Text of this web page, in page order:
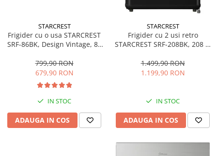
STARCREST
Frigider cu o usa STARCREST
SRF-86BK, Design Vintage, 85
interioara, H 84 cm, Negru
799,90 RON
679,90 RON
IN STOC
ADAUGA IN COS
STARCREST
Frigider cu 2 usi retro
STARCREST SRF-208BK, 208 L,
Iluminare LED, Termostat
Reglabil, H 147 cm, Negru
1.499,90 RON
1.199,90 RON
IN STOC
ADAUGA IN COS